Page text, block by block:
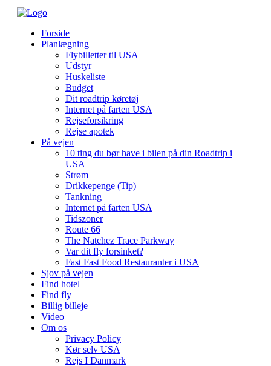
Forside
Planlægning
Flybilletter til USA
Udstyr
Huskeliste
Budget
Dit roadtrip køretøj
Internet på farten USA
Rejseforsikring
Rejse apotek
På vejen
10 ting du bør have i bilen på din Roadtrip i
USA
Strøm
Drikkepenge (Tip)
Tankning
Internet på farten USA
Tidszoner
Route 66
The Natchez Trace Parkway
Var dit fly forsinket?
Fast Fast Food Restauranter i USA
Sjov på vejen
Find hotel
Find fly
Billig billeje
Video
Om os
Privacy Policy
Kør selv USA
Rejs I Danmark